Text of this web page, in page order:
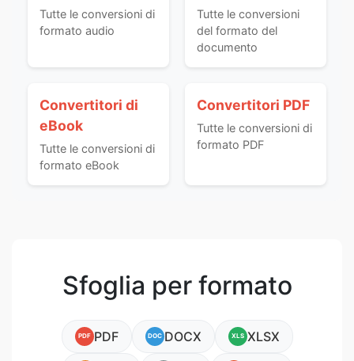
Tutte le conversioni di
formato audio
Tutte le conversioni
del formato del
documento
Convertitori di
eBook
Tutte le conversioni di
formato eBook
Convertitori PDF
Tutte le conversioni di
formato PDF
Sfoglia per formato
PDF PDF DOC DOCX XLS XLSX